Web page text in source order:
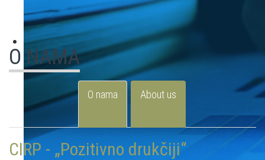
O NAMA
O nama About us
CIRP - „Pozitivno drukčiji“